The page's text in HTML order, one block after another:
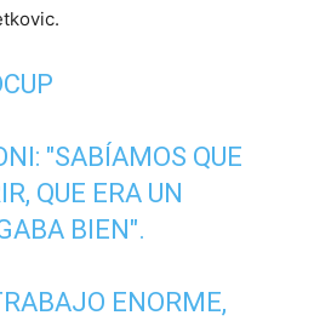
"SABÍAMOS QUE
QUE ERA UN
BIEN".
ENORME,